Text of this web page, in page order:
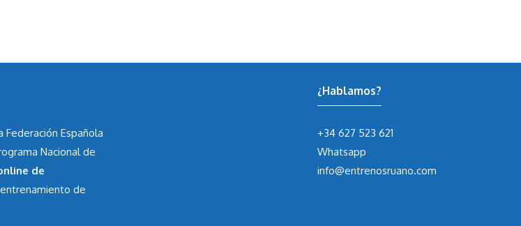
Federación Española
Nacional de
de
de
¿Hablamos?
+34 627 523 621
Whatsapp
info@entrenosruano.com